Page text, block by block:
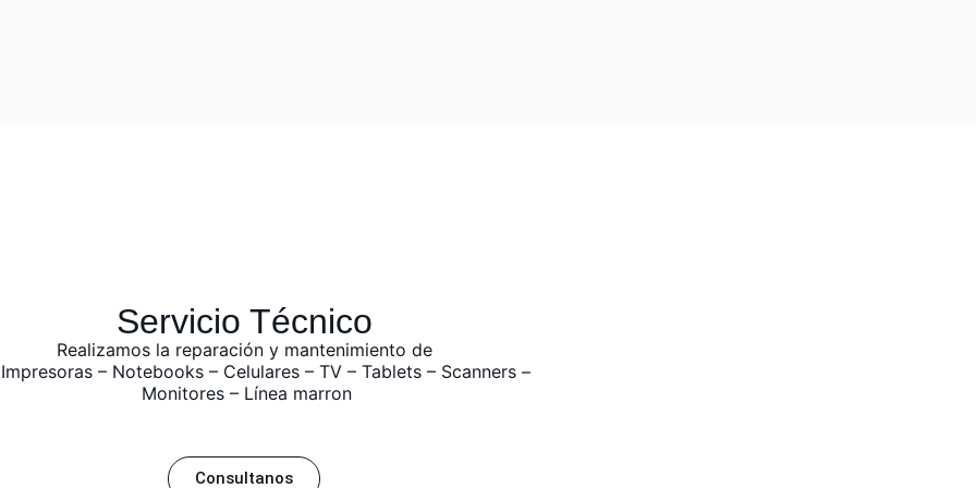
Servicio Técnico
Realizamos la reparación y mantenimiento de
– Notebooks – Celulares – TV – Tablets – Scanners –
Monitores – Línea marron
Consultanos